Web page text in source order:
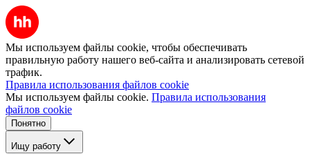
Мы используем файлы cookie, чтобы обеспечивать
правильную работу нашего веб-сайта и анализировать сетевой
трафик.
Правила использования файлов cookie
Мы используем файлы cookie. Правила использования
файлов cookie
Понятно
Ищу работу